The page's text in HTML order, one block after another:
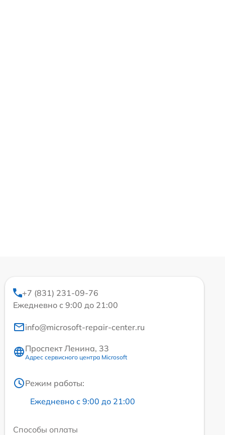
+7 (831) 231-09-76
Ежедневно с 9:00 до 21:00
info@microsoft-repair-center.ru
Проспект Ленина, 33
Адрес сервисного центра Microsoft
Режим работы:
Ежедневно с 9:00 до 21:00
Способы оплаты